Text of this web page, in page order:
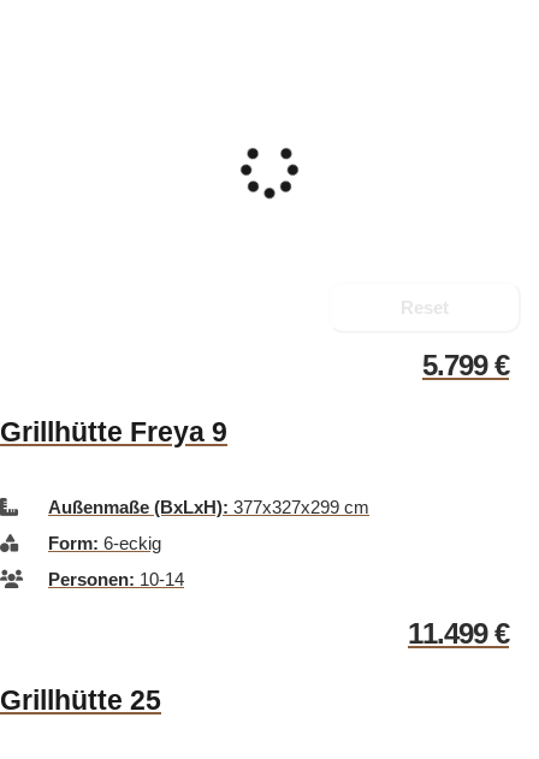
Reset
5.799€
Grillhütte Freya 9
Außenmaße (BxLxH): 377x327x299 cm
Form: 6-eckig
Personen: 10-14
11.499€
Grillhütte 25